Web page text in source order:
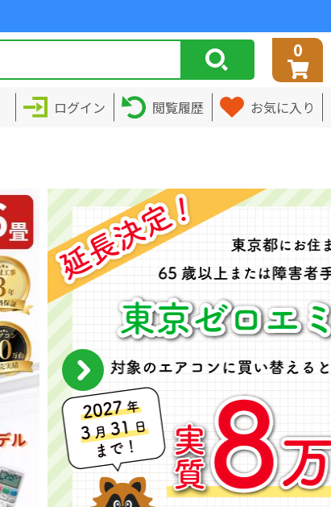
0
ログイン 閲覧履歴 お気に入り